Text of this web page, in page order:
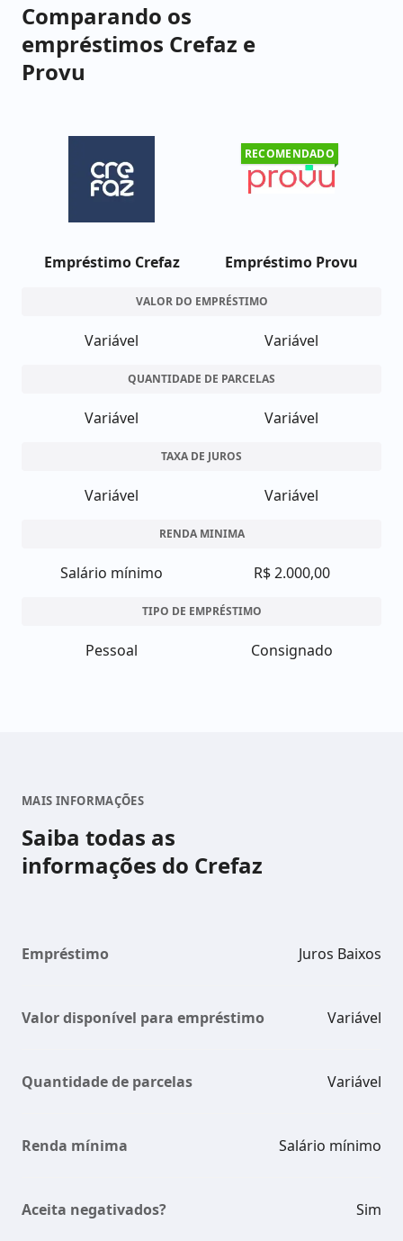
Comparando os
empréstimos Crefaz e
Provu
Empréstimo Crefaz
RECOMENDADO
Empréstimo Provu
VALOR DO EMPRÉSTIMO
Variável Variável
QUANTIDADE DE PARCELAS
Variável Variável
TAXA DE JUROS
Variável Variável
RENDA MINIMA
Salário mínimo R$ 2.000,00
TIPO DE EMPRÉSTIMO
Pessoal Consignado
MAIS INFORMAÇÕES
Saiba todas as
informações do Crefaz
Empréstimo Juros Baixos
Valor disponível para empréstimo Variável
Quantidade de parcelas Variável
Renda mínima Salário mínimo
Aceita negativados? Sim